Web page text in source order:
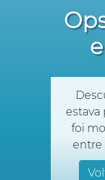
estava
foi
entre